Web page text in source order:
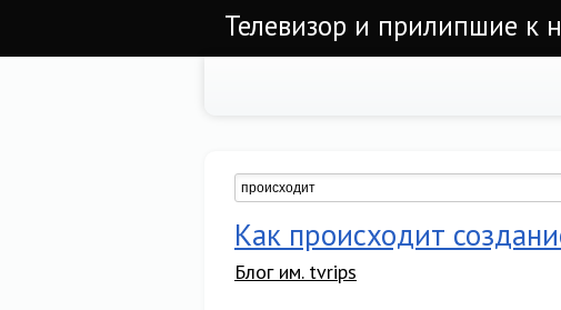
Телевизор и прилипшие к
Как происходит
Блог им. tvrips